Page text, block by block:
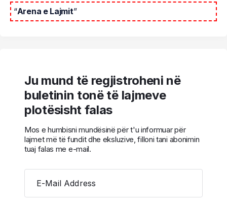
“Arena e Lajmit”
Ju mund të regjistroheni në
buletinin tonë të lajmeve
plotësisht falas
Mos e humbisni mundësinë për t'u informuar për
lajmet më të fundit dhe eksluzive, filloni tani abonimin
tuaj falas me e-mail.
E-Mail Address